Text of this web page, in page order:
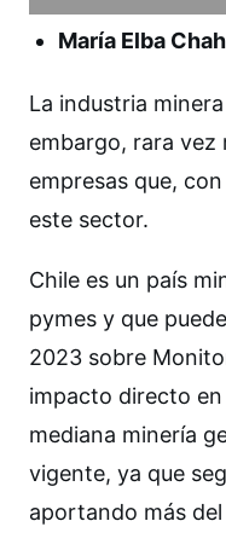
María Elba
La industria
embargo, rara vez
empresas que,
este sector.
Chile es un país
pymes y que
2023 sobre
impacto directo
mediana minería
vigente, ya que
aportando más